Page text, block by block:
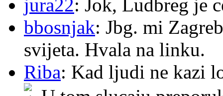
jura22: Jok, Ludbreg je
bbosnjak: Jbg. mi
svijeta. Hvala na linku.
Riba: Kad ljudi ne kazi